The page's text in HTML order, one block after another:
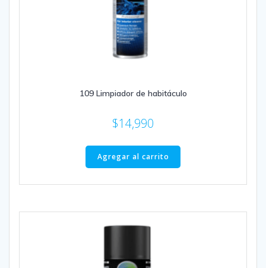
109 Limpiador de habitáculo
$14,990
Agregar al carrito